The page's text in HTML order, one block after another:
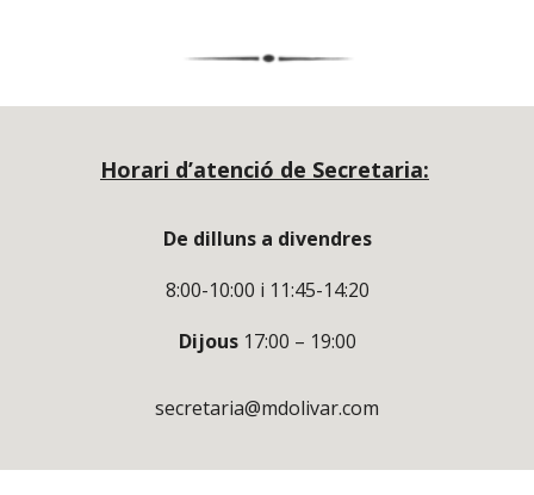
Horari d’atenció de Secretaria:
De dilluns a divendres
8:00-10:00 i 11:45-14:20
Dijous 17:00 – 19:00
secretaria@mdolivar.com